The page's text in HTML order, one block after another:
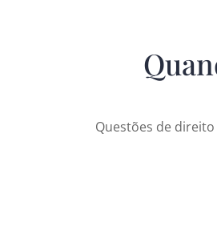
Questões de